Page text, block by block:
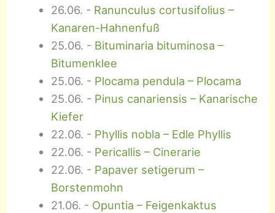
26.06. - Ranunculus cortusifolius –
Kanaren-Hahnenfuß
25.06. - Bituminaria bituminosa –
Bitumenklee
25.06. - Plocama pendula – Plocama
25.06. - Pinus canariensis – Kanarische
Kiefer
22.06. - Phyllis nobla – Edle Phyllis
22.06. - Pericallis – Cinerarie
22.06. - Papaver setigerum –
Borstenmohn
21.06. - Opuntia – Feigenkaktus